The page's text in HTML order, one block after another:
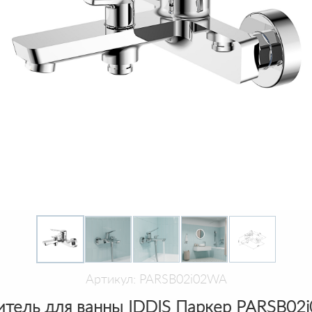
Артикул: PARSB02i02WA
для ванны IDDIS Паркер